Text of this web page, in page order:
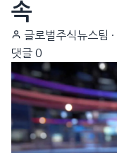
속
글로벌주식뉴스팀 ·
댓글 0